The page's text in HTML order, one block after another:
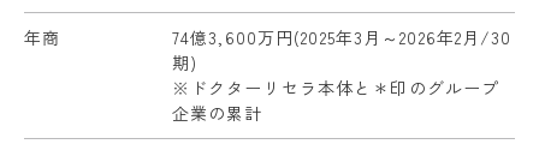
年商
74億3,600万円(2025年3月～2026年2月/30
期)
※ドクターリセラ本体と＊印のグループ
企業の累計